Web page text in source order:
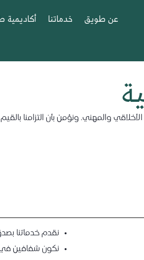
عن طويق خدماتنا
والمهني. ونؤمن بأن التزامنا
نقدم خدماتنا
نكون شفافين في